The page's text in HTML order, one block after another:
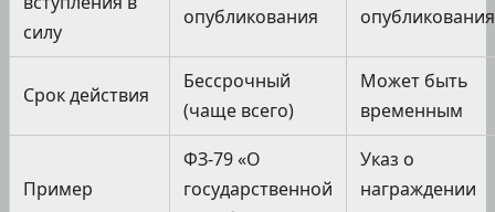
силу
опубликования
опубликования
Срок действия
Бессрочный
(чаще всего)
Может быть
временным
Пример
ФЗ-79 «О
государственной
Указ о
награждении